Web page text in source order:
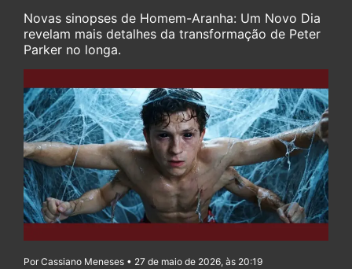
Novas sinopses de Homem-Aranha: Um Novo Dia
revelam mais detalhes da transformação de Peter
Parker no longa.
Por Cassiano Meneses • 27 de maio de 2026, às 20:19